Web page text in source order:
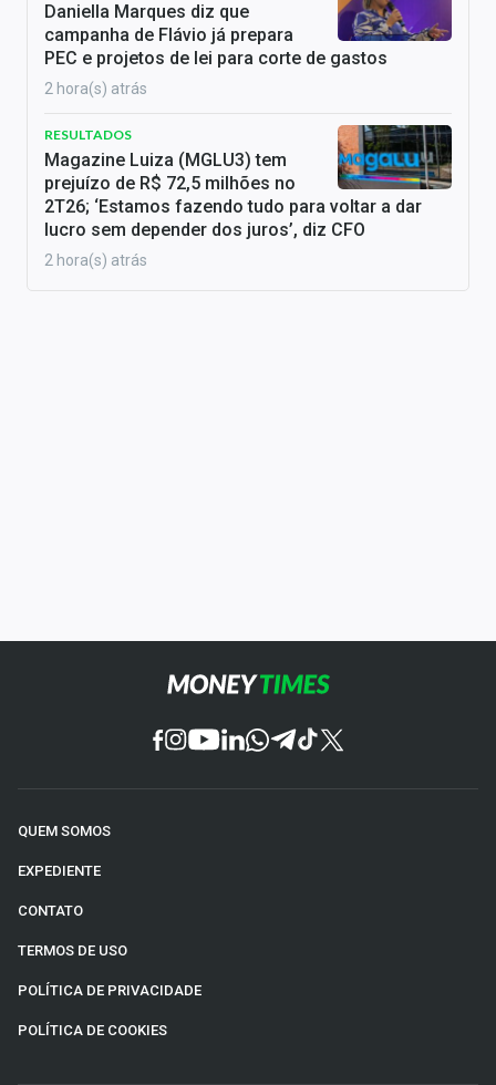
Daniella Marques diz que
campanha de Flávio já prepara
PEC e projetos de lei para corte de gastos
2 hora(s) atrás
RESULTADOS
Magazine Luiza (MGLU3) tem
prejuízo de R$ 72,5 milhões no
2T26; ‘Estamos fazendo tudo para voltar a dar
lucro sem depender dos juros’, diz CFO
2 hora(s) atrás
QUEM SOMOS
EXPEDIENTE
CONTATO
TERMOS DE USO
POLÍTICA DE PRIVACIDADE
POLÍTICA DE COOKIES